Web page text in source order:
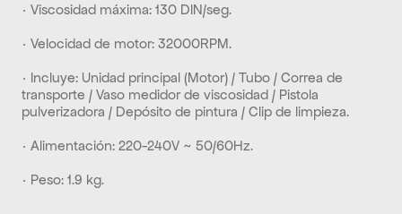
· Viscosidad máxima: 130 DIN/seg.
· Velocidad de motor: 32000RPM.
· Incluye: Unidad principal (Motor) / Tubo / Correa de
transporte / Vaso medidor de viscosidad / Pistola
pulverizadora / Depósito de pintura / Clip de limpieza.
· Alimentación: 220-240V ~ 50/60Hz.
· Peso: 1.9 kg.